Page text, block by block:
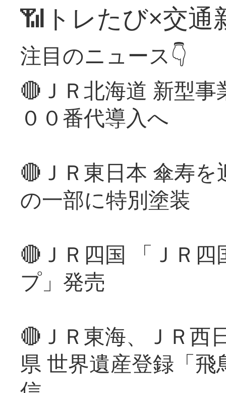
📶トレたび×交通
注目のニュース👇
🔴ＪＲ北海道 新型
００番代導入へ
🔴ＪＲ東日本 傘寿
の一部に特別塗装
🔴ＪＲ四国 「ＪＲ
プ」発売
🔴ＪＲ東海、ＪＲ西
県 世界遺産登録「